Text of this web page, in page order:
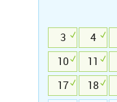
3
4
10
11
17
18